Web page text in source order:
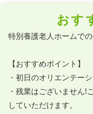
おす
特別養護老人ホームで
【おすすめポイント】
・初日のオリエンテー
・残業はございません!
していただけます。